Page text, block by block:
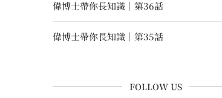
偉博士帶你長知識｜第36話
偉博士帶你長知識｜第35話
FOLLOW US